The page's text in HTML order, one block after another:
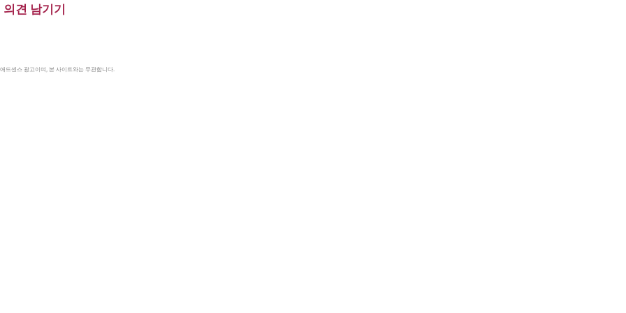
의견 남기기
드센스 광고이며, 본 사이트와는 무관합니다.